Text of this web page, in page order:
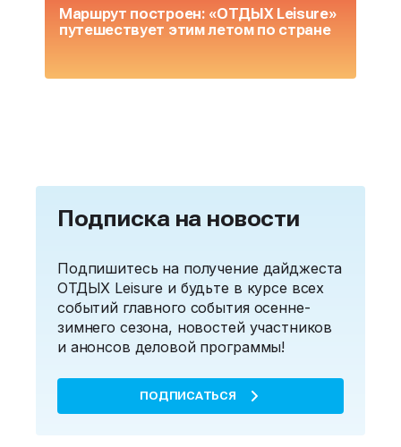
Маршрут построен: «ОТДЫХ Leisure»
путешествует этим летом по стране
Подписка на новости
Подпишитесь на получение дайджеста
ОТДЫХ Leisure и будьте в курсе всех
событий главного события осенне-
зимнего сезона, новостей участников
и анонсов деловой программы!
ПОДПИСАТЬСЯ